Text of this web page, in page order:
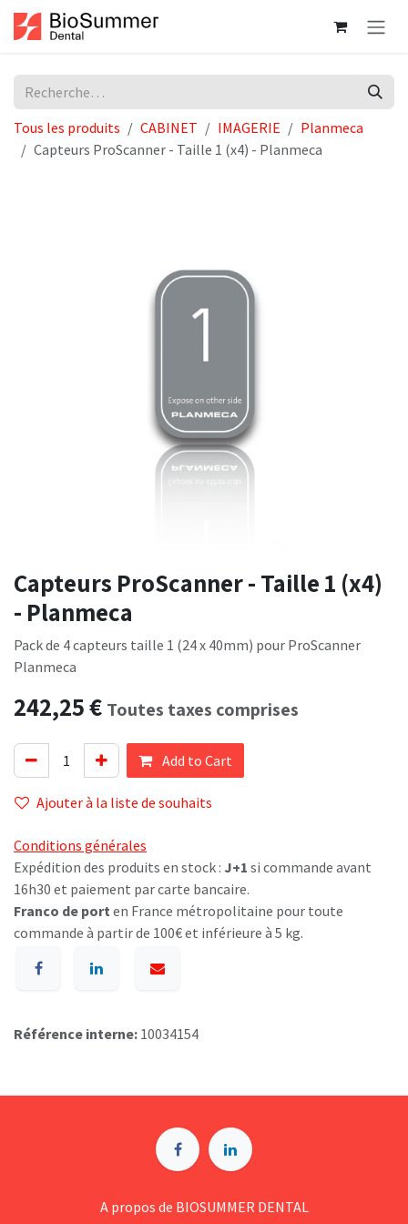
Se rendre au contenu
Tous les produits CABINET IMAGERIE
Planmeca
Capteurs ProScanner - Taille 1 (x4) - Planmeca
Capteurs ProScanner - Taille 1 (x4)
- Planmeca
Pack de 4 capteurs taille 1 (24 x 40mm) pour ProScanner
Planmeca
242,25€ Toutes taxes comprises
Add to Cart
Ajouter à la liste de souhaits
Conditions générales
Expédition des produits en stock : J+1 si commande avant
16h30 et paiement par carte bancaire.
Franco de port en France métropolitaine pour toute
commande à partir de 100€ et inférieure à 5 kg.
Référence interne: 10034154
A p​ropos de BIOSUMMER DENTAL